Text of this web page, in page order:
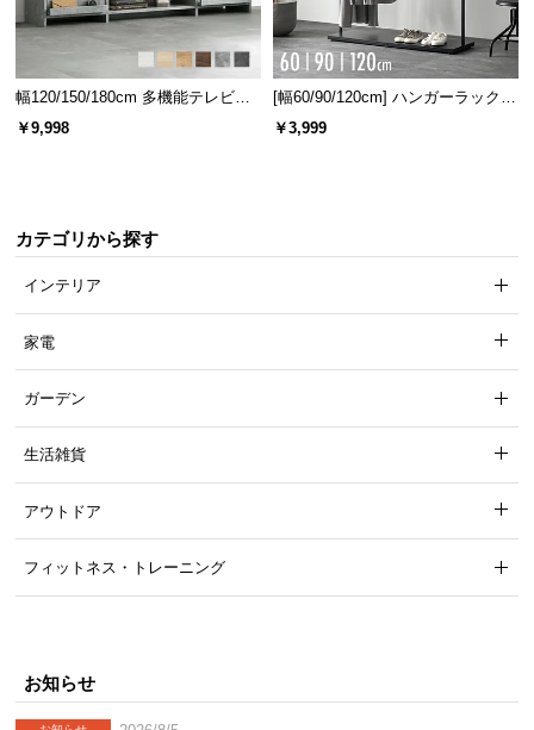
設
ー
ビ
い
搬
入
経
路
に
つ
い
て
返
品・
ン
セ
幅120/150/180cm 多機能テレビボ
ード 木目/石目調 オープン収納・
￥9,998
[幅60/90/120cm] ハンガーラック
スチール 4段階高さ調節 サイドフ
￥3,999
カテゴリから探す
インテリア
家電
ガーデン
生活雑貨
アウトドア
フィットネス・トレーニング
お知らせ